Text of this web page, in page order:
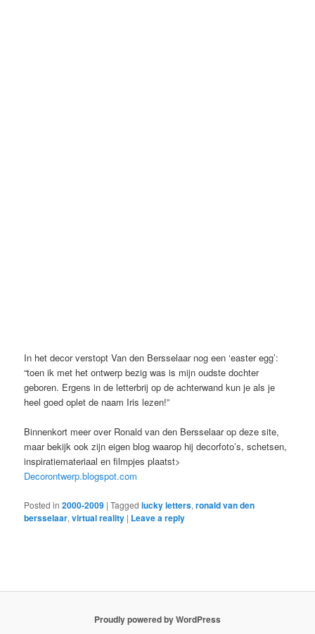
In het decor verstopt Van den Bersselaar nog een ‘easter egg’:
“toen ik met het ontwerp bezig was is mijn oudste dochter
geboren. Ergens in de letterbrij op de achterwand kun je als je
heel goed oplet de naam Iris lezen!”
Binnenkort meer over Ronald van den Bersselaar op deze site,
maar bekijk ook zijn eigen blog waarop hij decorfoto’s, schetsen,
inspiratiemateriaal en filmpjes plaatst>
Decorontwerp.blogspot.com
Posted in 2000-2009 |Tagged lucky letters,ronald van den
bersselaar,virtual reality | Leave a reply
Proudly powered by WordPress